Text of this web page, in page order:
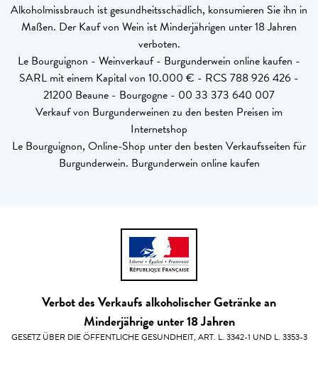
Alkoholmissbrauch ist gesundheitsschädlich, konsumieren Sie ihn in
Maßen. Der Kauf von Wein ist Minderjährigen unter 18 Jahren
verboten.
Le Bourguignon - Weinverkauf - Burgunderwein online kaufen -
SARL mit einem Kapital von 10.000 € - RCS 788 926 426 -
21200 Beaune - Bourgogne - 00 33 373 640 007
Verkauf von Burgunderweinen zu den besten Preisen im
Internetshop
Le Bourguignon, Online-Shop unter den besten Verkaufsseiten für
Burgunderwein. Burgunderwein online kaufen
Verbot des Verkaufs alkoholischer Getränke an
Minderjährige unter 18 Jahren
GESETZ ÜBER DIE ÖFFENTLICHE GESUNDHEIT, ART. L. 3342-1 UND L. 3353-3